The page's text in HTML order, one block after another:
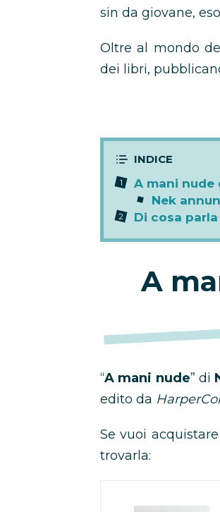
sin da giovane,
Oltre al mondo
dei libri,
A mani nude
Nek
Di cosa
A
“A mani nude” di
edito da
Se vuoi
trovarla: